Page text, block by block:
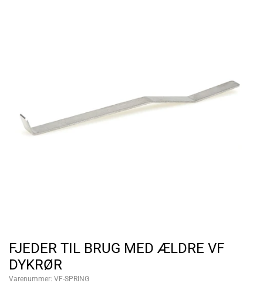
FJEDER TIL BRUG MED ÆLDRE VF
DYKRØR
Varenummer: VF-SPRING